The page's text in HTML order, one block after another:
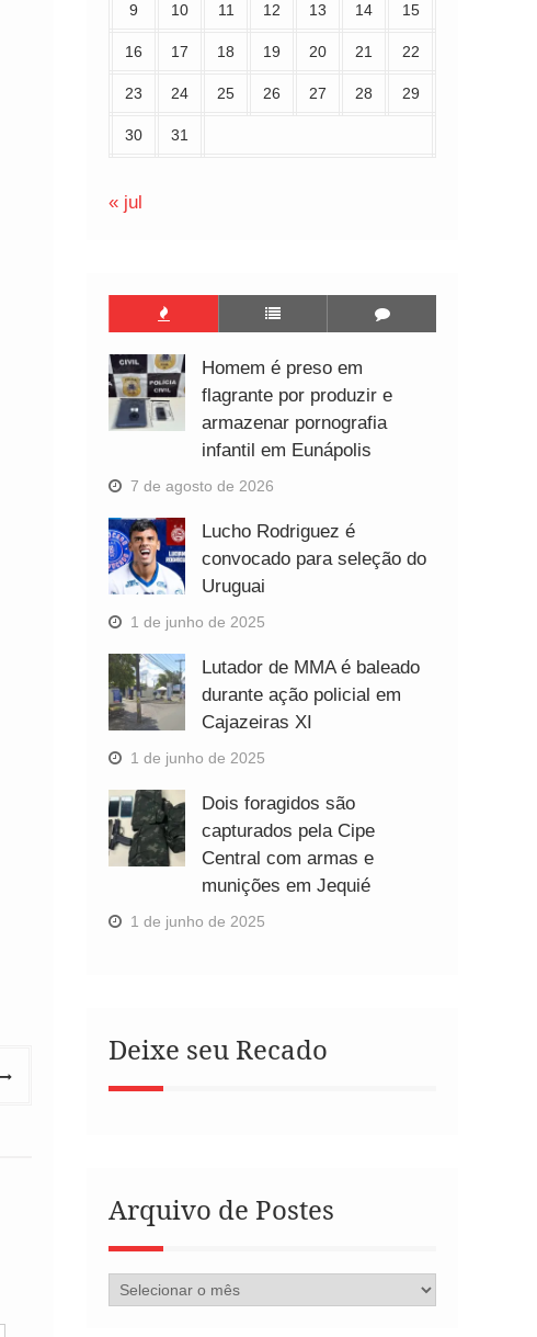
9 10 11 12 13 14 15
16 17 18 19 20 21 22
23 24 25 26 27 28 29
30 31
« jul
Homem é preso em
flagrante por produzir e
armazenar pornografia
infantil em Eunápolis
7 de agosto de 2026
Lucho Rodriguez é
convocado para seleção do
Uruguai
1 de junho de 2025
Lutador de MMA é baleado
durante ação policial em
Cajazeiras XI
1 de junho de 2025
Dois foragidos são
capturados pela Cipe
Central com armas e
munições em Jequié
1 de junho de 2025
Deixe seu Recado
Arquivo de Postes
Arquivo